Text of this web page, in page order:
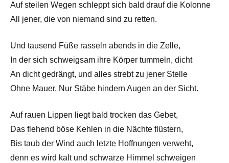
Auf steilen Wegen schleppt sich bald drauf die Kolonne
All jener, die von niemand sind zu retten.
Und tausend Füße rasseln abends in die Zelle,
In der sich schweigsam ihre Körper tummeln, dicht
An dicht gedrängt, und alles strebt zu jener Stelle
Ohne Mauer. Nur Stäbe hindern Augen an der Sicht.
Auf rauen Lippen liegt bald trocken das Gebet,
Das flehend böse Kehlen in die Nächte flüstern,
Bis taub der Wind auch letzte Hoffnungen verweht,
denn es wird kalt und schwarze Himmel schweigen